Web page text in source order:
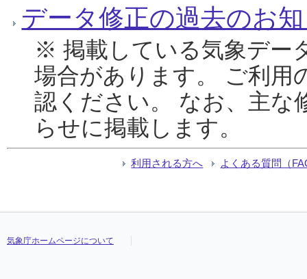
データ修正の過去のお
※ 掲載している気象デー
場合があります。 ご利用
認ください。 なお、主な
らせに掲載します。
利用される方へ よくある質問（
気象庁ホームページについて